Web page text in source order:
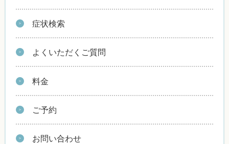
症状検索
よくいただくご質問
料金
ご予約
お問い合わせ